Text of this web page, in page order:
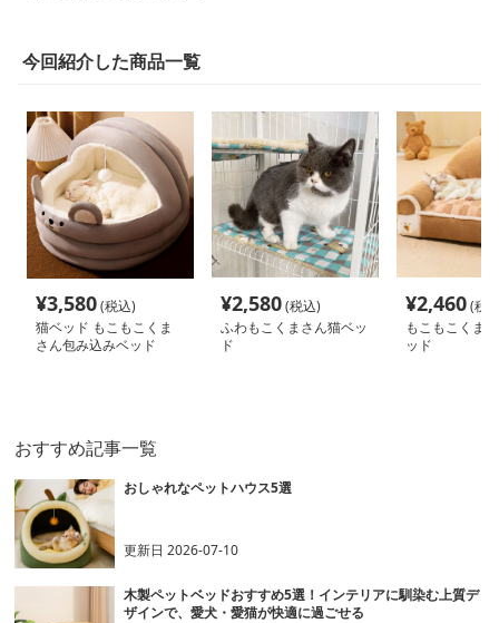
今回紹介した商品一覧
¥3,580(税込)
猫ベッド もこもこくま
さん包み込みベッド
¥2,580(税込)
ふわもこくまさん猫ベッ
ド
¥2,460(税
もこもこくま
ッド
おすすめ記事一覧
おしゃれなペットハウス5選
更新日2026-07-10
木製ペットベッドおすすめ5選！インテリアに馴染む上質デ
ザインで、愛犬・愛猫が快適に過ごせる